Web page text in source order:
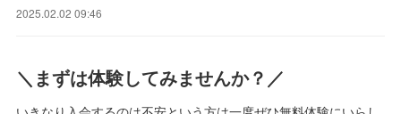
2025.02.02 09:46
＼まずは体験してみませんか？／